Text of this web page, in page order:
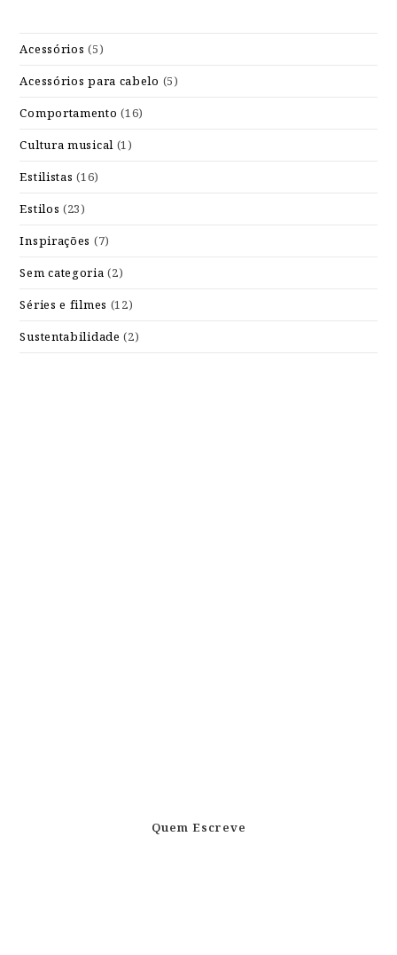
Acessórios (5)
Acessórios para cabelo (5)
Comportamento (16)
Cultura musical (1)
Estilistas (16)
Estilos (23)
Inspirações (7)
Sem categoria (2)
Séries e filmes (12)
Sustentabilidade (2)
Quem Escreve